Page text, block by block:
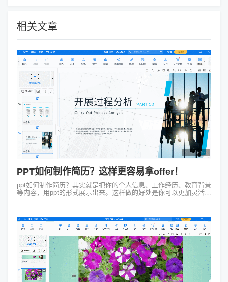
相关文章
PPT如何制作简历？这样更容易拿offer！
ppt如何制作简历？其实就是把你的个人信息、工作经历、教育背景
等内容，用ppt的形式展示出来。这样做的好处是你可以更加灵活地